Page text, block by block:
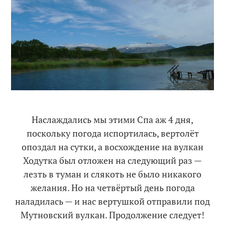
Наслаждались мы этими Спа аж 4 дня,
поскольку погода испортилась, вертолёт
опоздал на сутки, а восхождение на вулкан
Ходутка был отложен на следующий раз —
лезть в туман и слякоть не было никакого
желания. Но на четвёртый день погода
наладилась — и нас вертушкой отправили под
Мутновский вулкан. Продолжение следует!